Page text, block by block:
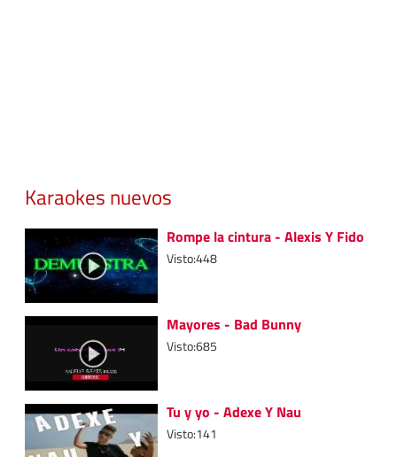
Karaokes nuevos
Rompe la cintura - Alexis Y Fido
Visto:448
Mayores - Bad Bunny
Visto:685
Tu y yo - Adexe Y Nau
Visto:141